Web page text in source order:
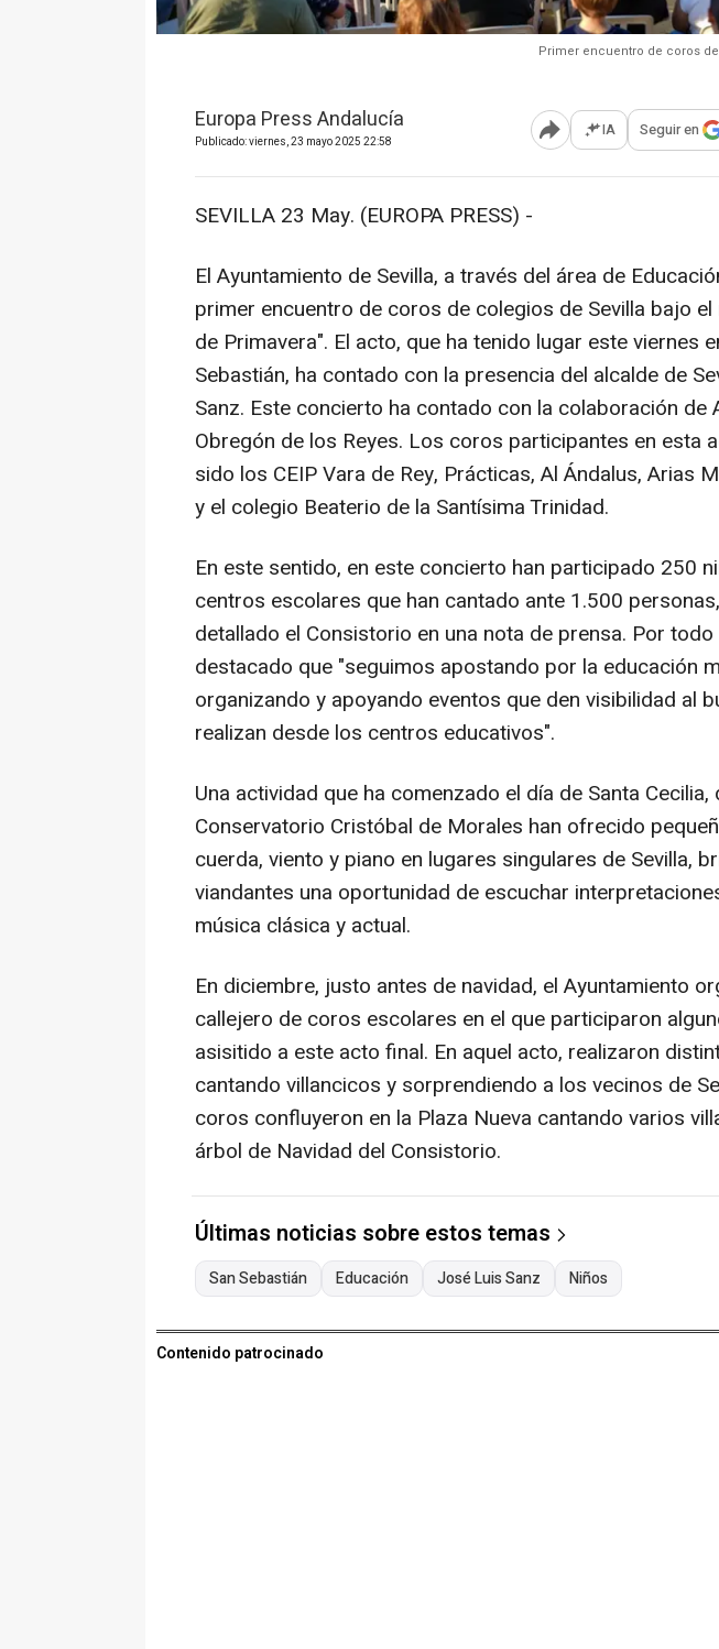
Primer encuentro de coros
Europa Press Andalucía
Publicado: viernes, 23 mayo 2025 22:58 Abrir opciones para
IA Seguir en
SEVILLA 23 May. (EUROPA PRESS) -
El Ayuntamiento de Sevilla, a través del área de
primer encuentro de coros de colegios de Sevilla bajo
de Primavera". El acto, que ha tenido lugar este viernes
Sebastián, ha contado con la presencia del alcalde de
Sanz. Este concierto ha contado con la colaboración de
Obregón de los Reyes. Los coros participantes en esta
sido los CEIP Vara de Rey, Prácticas, Al Ándalus, Arias
y el colegio Beaterio de la Santísima Trinidad.
En este sentido, en este concierto han participado 250
centros escolares que han cantado ante 1.500
detallado el Consistorio en una nota de prensa. Por todo
destacado que "seguimos apostando por la educación
organizando y apoyando eventos que den visibilidad al
realizan desde los centros educativos".
Una actividad que ha comenzado el día de Santa
Conservatorio Cristóbal de Morales han ofrecido
cuerda, viento y piano en lugares singulares de Sevilla,
viandantes una oportunidad de escuchar
música clásica y actual.
En diciembre, justo antes de navidad, el Ayuntamiento
callejero de coros escolares en el que participaron
asisitido a este acto final. En aquel acto, realizaron
cantando villancicos y sorprendiendo a los vecinos de
coros confluyeron en la Plaza Nueva cantando varios
árbol de Navidad del Consistorio.
Últimas noticias sobre estos temas
San Sebastián Educación José Luis Sanz Niños
Contenido patrocinado